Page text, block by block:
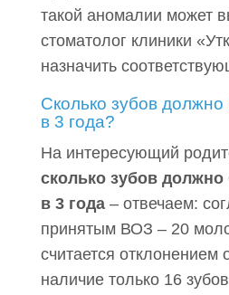
такой аномалии может
стоматолог клиники
назначить
Сколько зубов
в 3 года?
На интересующий
сколько зубов
в 3 года – отвечаем:
принятым ВОЗ – 20
считается отклонением
наличие только 16